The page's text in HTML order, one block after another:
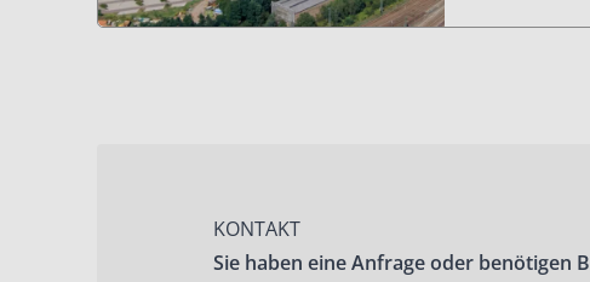
KONTAKT
Sie haben eine Anfrage oder benötigen